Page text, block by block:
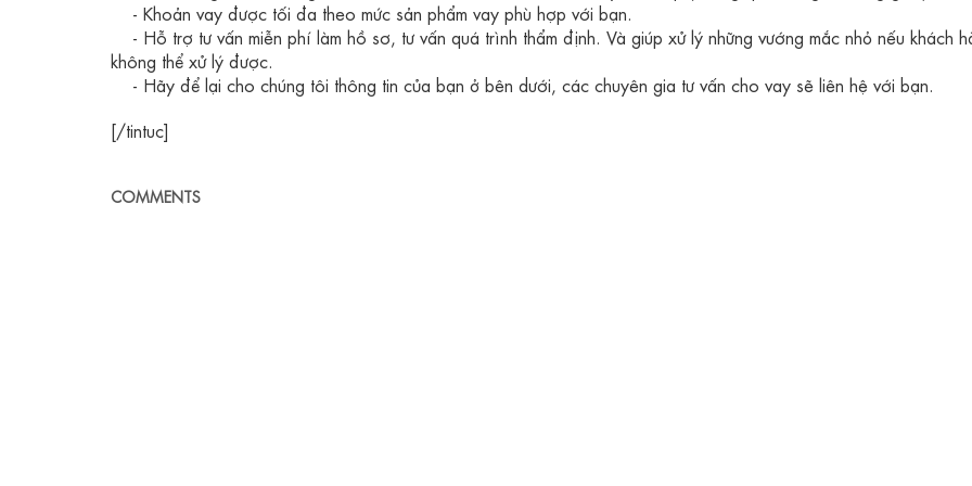
- Khoản vay được tối đa theo mức sản phẩm vay phù hợp với bạn.
- Hỗ trợ tư vấn miễn phí làm hồ sơ, tư vấn quá trình thẩm định. Và giúp xử lý những vướng mắc nhỏ nếu khách
không thể xử lý được.
- Hãy để lại cho chúng tôi thông tin của bạn ở bên dưới, các chuyên gia tư vấn cho vay sẽ liên hệ với bạn.
[/tintuc]
COMMENTS